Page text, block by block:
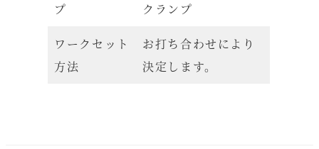
プ
クランプ
ワークセット
方法
お打ち合わせにより
決定します。